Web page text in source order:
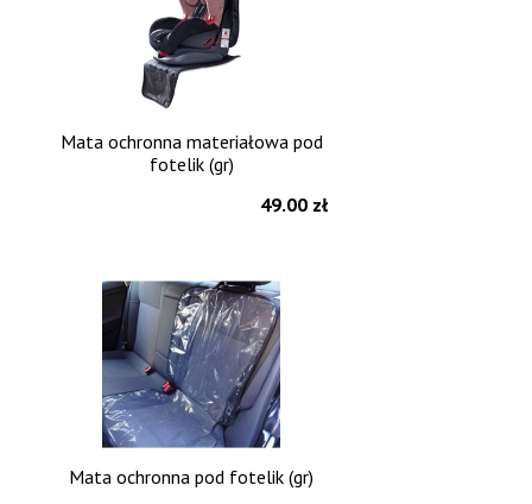
Mata ochronna materiałowa pod
fotelik (gr)
49.00 zł
Mata ochronna pod fotelik (gr)